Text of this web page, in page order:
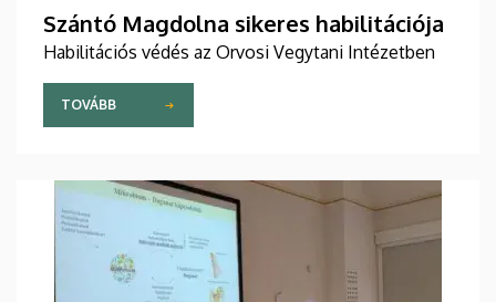
Szántó Magdolna sikeres habilitációja
Habilitációs védés az Orvosi Vegytani Intézetben
TOVÁBB